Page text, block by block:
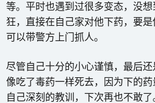
等。平时也遇到过很多变态，没
狂，直接在自己家对他下药，要
可以带警方上门抓人。
尽管自己十分的小心谨慎，最后
像吃了毒药一样死去，因为下的
自己深刻的教训，下次再也不敢了